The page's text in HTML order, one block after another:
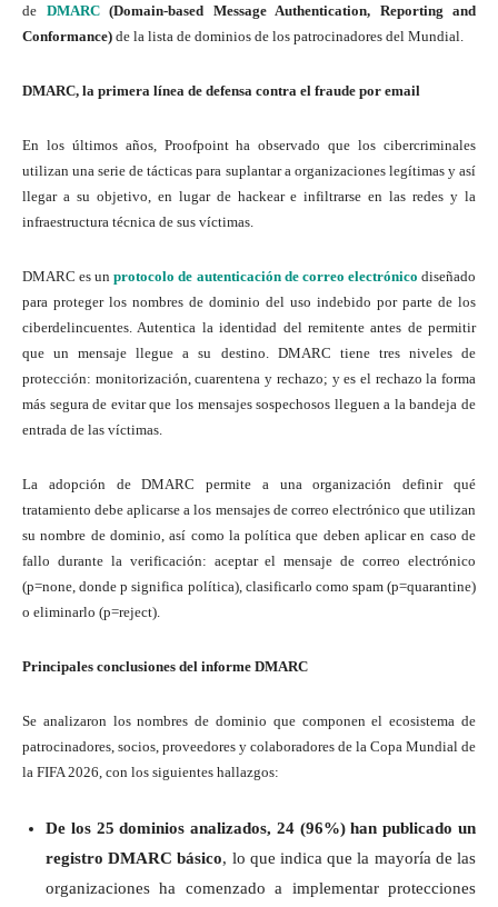
de DMARC(Domain-based Message Authentication, Reporting and
Conformance) de la lista de dominios de los patrocinadores del Mundial.
DMARC, la primera línea de defensa contra el fraude por email
En los últimos años, Proofpoint ha observado que los cibercriminales
utilizan una serie de tácticas para suplantar a organizaciones legítimas y así
llegar a su objetivo, en lugar de hackear e infiltrarse en las redes y la
infraestructura técnica de sus víctimas.
DMARC es unprotocolo de autenticación de correo electrónico diseñado
para proteger los nombres de dominio del uso indebido por parte de los
ciberdelincuentes. Autentica la identidad del remitente antes de permitir
que un mensaje llegue a su destino. DMARC tiene tres niveles de
protección: monitorización, cuarentena y rechazo; y es el rechazo la forma
más segura de evitar que los mensajes sospechosos lleguen a la bandeja de
entrada de las víctimas.
La adopción de DMARC permite a una organización definir qué
tratamiento debe aplicarse a los mensajes de correo electrónico que utilizan
su nombre de dominio, así como la política que deben aplicar en caso de
fallo durante la verificación: aceptar el mensaje de correo electrónico
(p=none, donde p significa política), clasificarlo como spam (p=quarantine)
o eliminarlo (p=reject).
Principales conclusiones del informe DMARC
Se analizaron los nombres de dominio que componen el ecosistema de
patrocinadores, socios, proveedores y colaboradores de la Copa Mundial de
la FIFA 2026, con los siguientes hallazgos:
De los 25 dominios analizados, 24 (96%) han publicado un
registro DMARC básico, lo que indica que la mayoría de las
organizaciones ha comenzado a implementar protecciones